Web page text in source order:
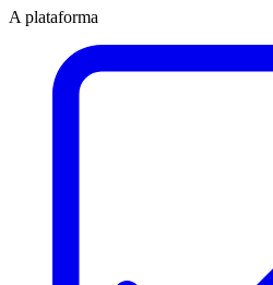
A plataforma